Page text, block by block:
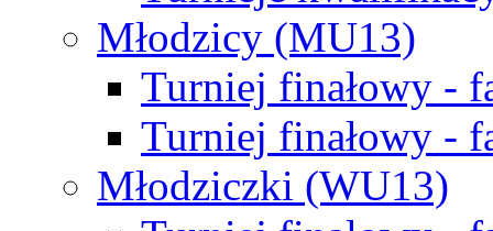
Młodzicy (MU13)
Turniej finałowy -
Turniej finałowy -
Młodziczki (WU13)